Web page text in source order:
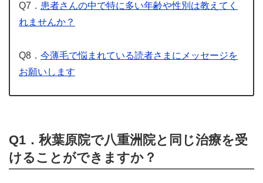
Q7． 患者さんの中で特に多い年齢や性別は教えてく
れませんか？
Q8． 今薄毛で悩まれている読者さまにメッセージを
お願いします
Q1．秋葉原院で八重洲院と同じ治療を受
けることができますか？